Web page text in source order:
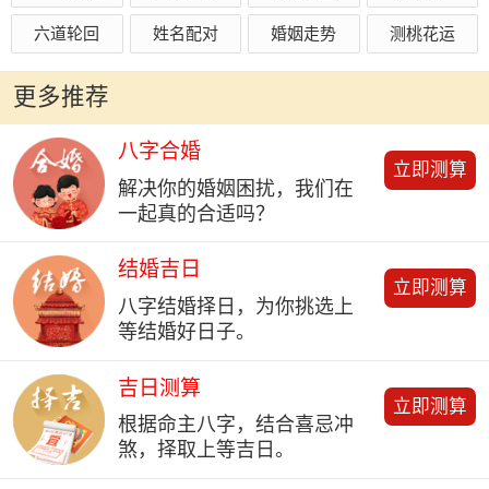
六道轮回 姓名配对 婚姻走势 测桃花运
更多推荐
八字合婚
解决你的婚姻困扰，我们在
一起真的合适吗？
立即测算
结婚吉日
八字结婚择日，为你挑选上
等结婚好日子。
立即测算
吉日测算
根据命主八字，结合喜忌冲
煞，择取上等吉日。
立即测算